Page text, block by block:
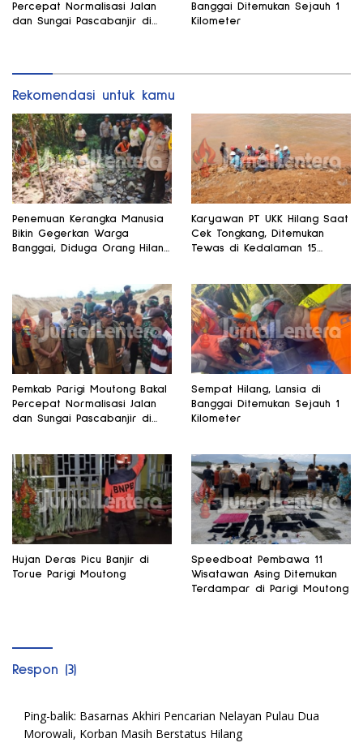
Percepat Normalisasi Jalan
dan Sungai Pascabanjir di
Banggai Ditemukan Sejauh 1
Kilometer
Rekomendasi untuk kamu
Penemuan Kerangka Manusia
Bikin Gegerkan Warga
Banggai, Diduga Orang Hilang
Karyawan PT UKK Hilang Saat
Cek Tongkang, Ditemukan
Tewas di Kedalaman 15
Pemkab Parigi Moutong Bakal
Percepat Normalisasi Jalan
dan Sungai Pascabanjir di
Sempat Hilang, Lansia di
Banggai Ditemukan Sejauh 1
Kilometer
Hujan Deras Picu Banjir di
Torue Parigi Moutong
Speedboat Pembawa 11
Wisatawan Asing Ditemukan
Terdampar di Parigi Moutong
Respon (3)
Ping-balik: Basarnas Akhiri Pencarian Nelayan Pulau Dua
Morowali, Korban Masih Berstatus Hilang